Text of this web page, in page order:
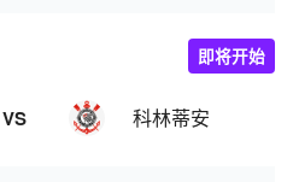
VS 科林蒂安
即将开始